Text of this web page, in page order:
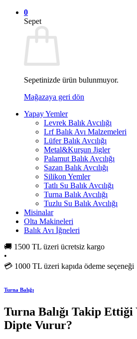
0
Sepet
Sepetinizde ürün bulunmuyor.
Mağazaya geri dön
Yapay Yemler
Levrek Balık Avcılığı
Lrf Balık Avı Malzemeleri
Lüfer Balık Avcılığı
Metal&Kurşun Jigler
Palamut Balık Avcılığı
Sazan Balık Avcılığı
Silikon Yemler
Tatlı Su Balık Avcılığı
Turna Balık Avcılığı
Tuzlu Su Balık Avcılığı
Misinalar
Olta Makineleri
Balık Avı İğneleri
🚚 1500 TL üzeri ücretsiz kargo
•
💳 1000 TL üzeri kapıda ödeme seçeneği
Turna Balığı
Turna Balığı Takip Ettiği
Dipte Vurur?